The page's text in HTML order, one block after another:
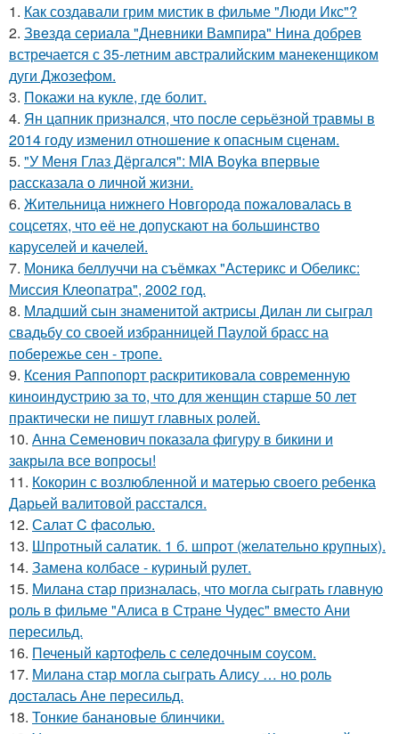
1. Как создавали грим мистик в фильме "Люди Икс"?
2. Звeздa сериала "Дневники Вампира" Нина добрев
встречается с 35-летним австралийским манекенщиком
дуги Джозефом.
3. Покажи на кукле, где болит.
4. Ян цапник признался, что после серьёзной травмы в
2014 году изменил отношение к опасным сценам.
5. "У Меня Глаз Дёргался": MIA Boyka впервые
рассказала о личной жизни.
6. Жительница нижнего Новгорода пожаловалась в
соцсетях, что её не допускают на большинство
каруселей и качелей.
7. Моника беллуччи на съёмках "Астерикс и Обеликс:
Миссия Клеопатра", 2002 год.
8. Младший сын знаменитой актрисы Дилан ли сыграл
свадьбу со своей избранницей Паулой брасс на
побережье сен - тропе.
9. Ксения Раппопорт раскритиковала современную
киноиндустрию за то, что для женщин старше 50 лет
практически не пишут главных ролей.
10. Анна Семенович показала фигуру в бикини и
закрыла все вопросы!
11. Кокорин с возлюбленной и матерью своего ребенка
Дарьей валитовой расстался.
12. Салат C фaсoлью.
13. Шпротный салатик. 1 б. шпрот (желательно крупных).
14. Замена колбасе - куриный рулет.
15. Милана стар призналась, что могла сыграть главную
роль в фильме "Алиса в Стране Чудес" вместо Ани
пересильд.
16. Печеный картофель с селедочным соусом.
17. Милана стар могла сыграть Алису … но роль
досталась Ане пересильд.
18. Тонкие банановые блинчики.